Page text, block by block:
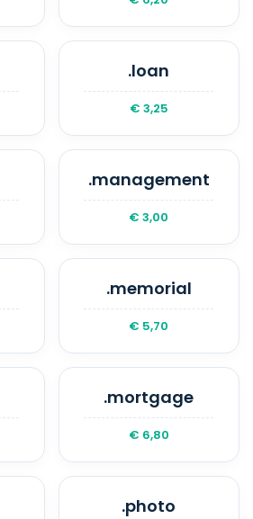
.loan
€ 3,25
.management
€ 3,00
.memorial
€ 5,70
.mortgage
€ 6,80
.photo